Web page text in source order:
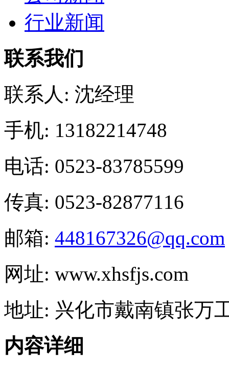
行业新闻
联系我们
联系人: 沈经理
手机: 13182214748
电话: 0523-83785599
传真: 0523-82877116
邮箱: 448167326@qq.com
网址: www.xhsfjs.com
地址: 兴化市戴南镇张万
内容详细